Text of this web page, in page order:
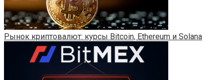
Рынок криптовалют: курсы Bitcoin, Ethereum и Solana